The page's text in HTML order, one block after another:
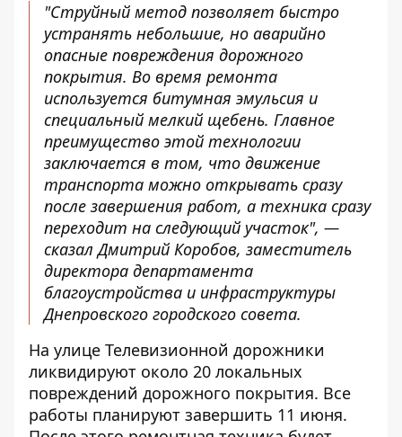
"Струйный метод позволяет быстро
устранять небольшие, но аварийно
опасные повреждения дорожного
покрытия. Во время ремонта
используется битумная эмульсия и
специальный мелкий щебень. Главное
преимущество этой технологии
заключается в том, что движение
транспорта можно открывать сразу
после завершения работ, а техника сразу
переходит на следующий участок", —
сказал Дмитрий Коробов, заместитель
директора департамента
благоустройства и инфраструктуры
Днепровского городского совета.
На улице Телевизионной дорожники
ликвидируют около 20 локальных
повреждений дорожного покрытия. Все
работы планируют завершить 11 июня.